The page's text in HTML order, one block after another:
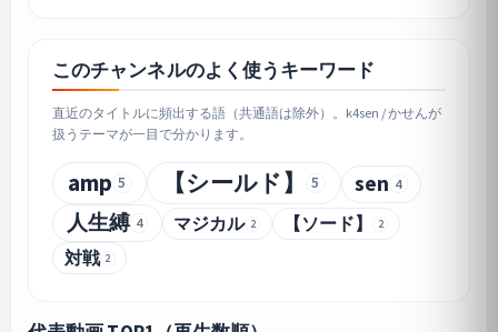
このチャンネルのよく使うキーワード
直近のタイトルに頻出する語（共通語は除外）。k4sen / かせんが
扱うテーマが一目で分かります。
amp 5 【シールド】 5 sen 4
人生縛 4 マジカル 2 【ソード】 2
対戦 2